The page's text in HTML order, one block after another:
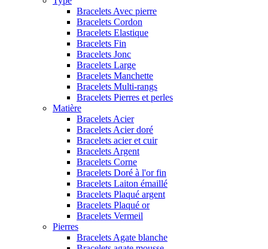
Bracelets Avec pierre
Bracelets Cordon
Bracelets Elastique
Bracelets Fin
Bracelets Jonc
Bracelets Large
Bracelets Manchette
Bracelets Multi-rangs
Bracelets Pierres et perles
Matière
Bracelets Acier
Bracelets Acier doré
Bracelets acier et cuir
Bracelets Argent
Bracelets Corne
Bracelets Doré à l'or fin
Bracelets Laiton émaillé
Bracelets Plaqué argent
Bracelets Plaqué or
Bracelets Vermeil
Pierres
Bracelets Agate blanche